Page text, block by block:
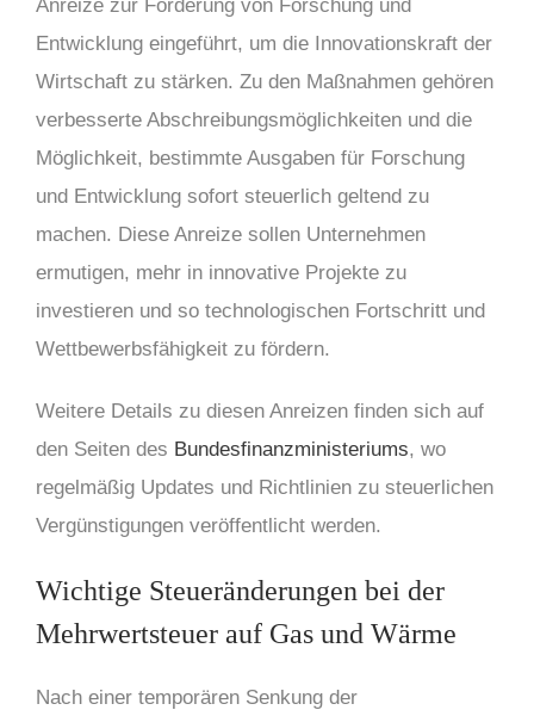
Anreize zur Förderung von Forschung und
Entwicklung eingeführt, um die Innovationskraft der
Wirtschaft zu stärken. Zu den Maßnahmen gehören
verbesserte Abschreibungsmöglichkeiten und die
Möglichkeit, bestimmte Ausgaben für Forschung
und Entwicklung sofort steuerlich geltend zu
machen. Diese Anreize sollen Unternehmen
ermutigen, mehr in innovative Projekte zu
investieren und so technologischen Fortschritt und
Wettbewerbsfähigkeit zu fördern.
Weitere Details zu diesen Anreizen finden sich auf
den Seiten des Bundesfinanzministeriums, wo
regelmäßig Updates und Richtlinien zu steuerlichen
Vergünstigungen veröffentlicht werden.
Wichtige Steueränderungen bei der
Mehrwertsteuer auf Gas und Wärme
Nach einer temporären Senkung der